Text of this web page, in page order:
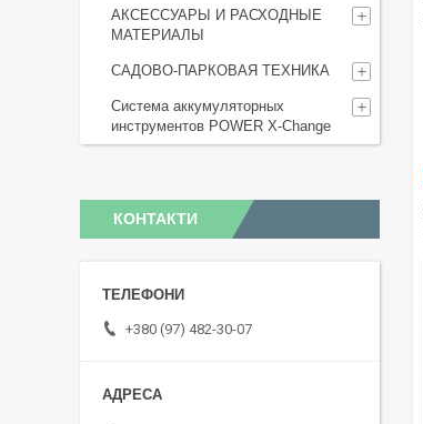
АКСЕССУАРЫ И РАСХОДНЫЕ
МАТЕРИАЛЫ
САДОВО-ПАРКОВАЯ ТЕХНИКА
Система аккумуляторных
инструментов POWER X-Change
КОНТАКТИ
+380 (97) 482-30-07